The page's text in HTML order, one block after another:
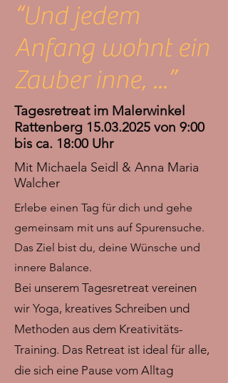
“Und jedem
Anfang wohnt ein
Zauber inne, ...”
Tagesretreat im Malerwinkel
Rattenberg 15.03.2025 von 9:00
bis ca. 18:00 Uhr
Mit Michaela Seidl & Anna Maria
Walcher
Erlebe einen Tag für dich und gehe
gemeinsam mit uns auf Spurensuche.
Das Ziel bist du, deine Wünsche und
innere Balance.
Bei unserem Tagesretreat vereinen
wir Yoga, kreatives Schreiben und
Methoden aus dem Kreativitäts-
Training. Das Retreat ist ideal für alle,
die sich eine Pause vom Alltag